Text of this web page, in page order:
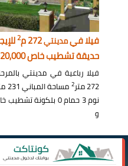
فيلا فيمدينتي 2
حديقة تشطيب خاص 20,000 ج
فيلا رباعية في مدينتي
272 متر
2 مساحة المباني 231 متر
و